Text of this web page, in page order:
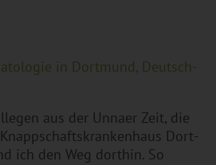
in Dort­mund, Deutsch­
aus der Un­na­er Zeit, die
Dort­
ich den Weg dort­hin. So